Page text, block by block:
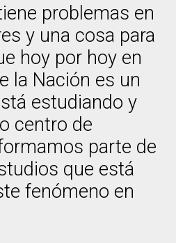
problemas en
y una cosa para
hoy por hoy en
la Nación es un
estudiando y
centro de
parte de
que está
fenómeno en